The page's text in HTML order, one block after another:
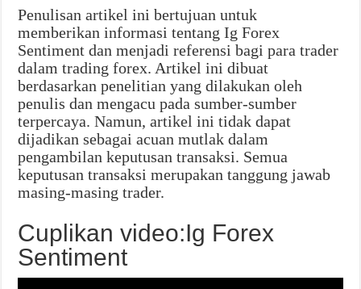
Penulisan artikel ini bertujuan untuk
memberikan informasi tentang Ig Forex
Sentiment dan menjadi referensi bagi para trader
dalam trading forex. Artikel ini dibuat
berdasarkan penelitian yang dilakukan oleh
penulis dan mengacu pada sumber-sumber
terpercaya. Namun, artikel ini tidak dapat
dijadikan sebagai acuan mutlak dalam
pengambilan keputusan transaksi. Semua
keputusan transaksi merupakan tanggung jawab
masing-masing trader.
Cuplikan video:Ig Forex
Sentiment